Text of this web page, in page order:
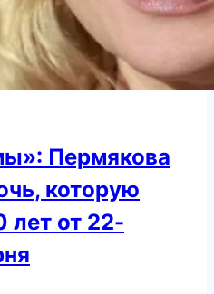
Пермякова
которую
лет от 22-